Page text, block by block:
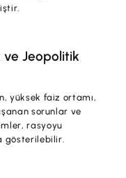
ve Jeopolitik
yüksek faiz ortamı,
sorunlar ve
rasyoyu
gösterilebilir.